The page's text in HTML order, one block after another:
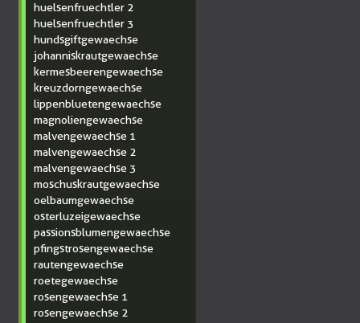
huelsenfruechtler 2
huelsenfruechtler 3
hundsgiftgewaechse
johanniskrautgewaechse
kermesbeerengewaechse
kreuzdorngewaechse
lippenbluetengewaechse
magnoliengewaechse
malvengewaechse 1
malvengewaechse 2
malvengewaechse 3
moschuskrautgewaechse
oelbaumgewaechse
osterluzeigewaechse
passionsblumengewaechse
pfingstrosengewaechse
rautengewaechse
roetegewaechse
rosengewaechse 1
rosengewaechse 2